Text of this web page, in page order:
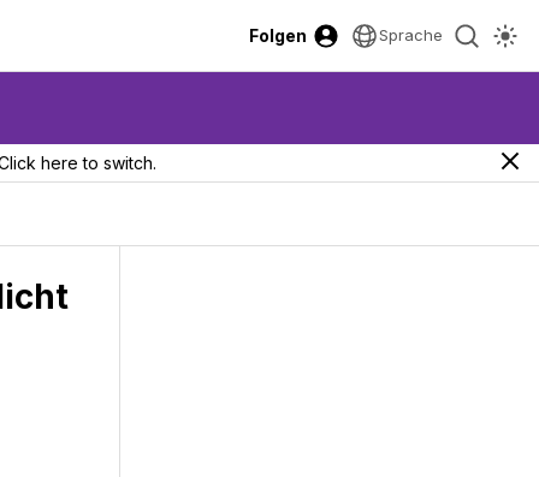
Folgen Sprache
here to switch.